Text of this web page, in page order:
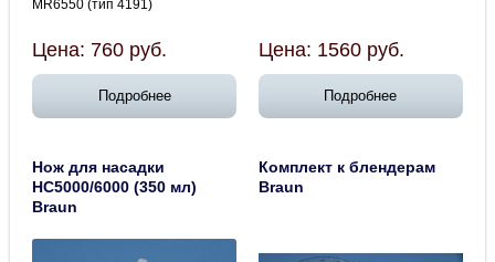
MR6550 (тип 4191)
Цена: 760 руб.
Подробнее
Цена: 1560 руб.
Подробнее
Нож для насадки
HC5000/6000 (350 мл)
Braun
Комплект к блендерам
Braun